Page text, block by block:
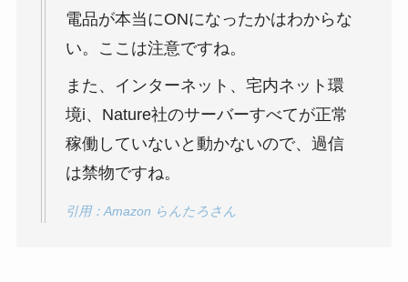
電品が本当にONになったかはわからな
い。ここは注意ですね。
また、インターネット、宅内ネット環
境i、Nature社のサーバーすべてが正常
稼働していないと動かないので、過信
は禁物ですね。
引用：Amazon らんたろさん